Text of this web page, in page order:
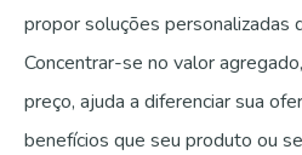
propor soluções personalizadas
Concentrar-se no valor
preço, ajuda a diferenciar sua
benefícios que seu produto ou